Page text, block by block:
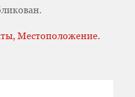
Местоположение.